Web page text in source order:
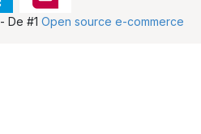
- De #1Open source e-commerce